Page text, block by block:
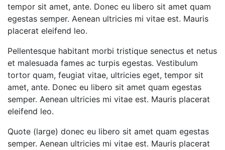
tempor sit amet, ante. Donec eu libero sit amet quam
egestas semper. Aenean ultricies mi vitae est. Mauris
placerat eleifend leo.
Pellentesque habitant morbi tristique senectus et netus
et malesuada fames ac turpis egestas. Vestibulum
tortor quam, feugiat vitae, ultricies eget, tempor sit
amet, ante. Donec eu libero sit amet quam egestas
semper. Aenean ultricies mi vitae est. Mauris placerat
eleifend leo.
Quote (large) donec eu libero sit amet quam egestas
semper. Aenean ultricies mi vitae est. Mauris placerat